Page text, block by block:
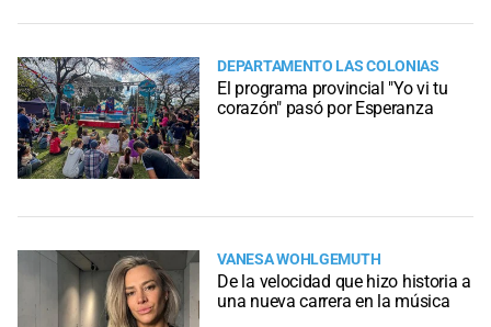
DEPARTAMENTO LAS COLONIAS
El programa provincial "Yo vi tu
corazón" pasó por Esperanza
VANESA WOHLGEMUTH
De la velocidad que hizo historia a
una nueva carrera en la música